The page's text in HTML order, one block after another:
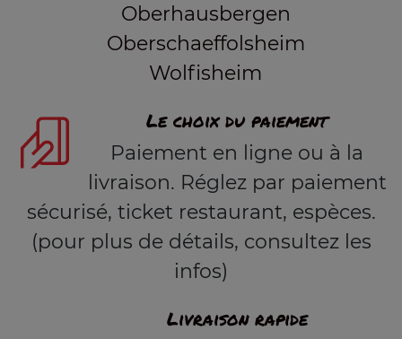
Oberhausbergen
Oberschaeffolsheim
Wolfisheim
Le choix du paiement
Paiement en ligne ou à la
livraison. Réglez par paiement
sécurisé, ticket restaurant, espèces.
(pour plus de détails, consultez les
infos)
Livraison rapide